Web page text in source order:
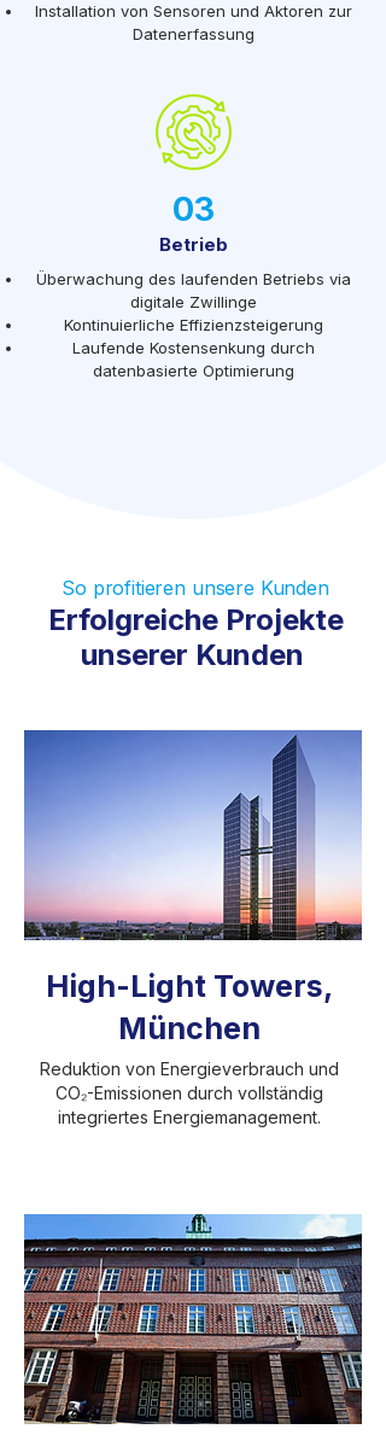
Installation von Sensoren und Aktoren zur
Datenerfassung
03
Betrieb
Überwachung des laufenden Betriebs via
digitale Zwillinge
Kontinuierliche Effizienzsteigerung
Laufende Kostensenkung durch
datenbasierte Optimierung
So profitieren unsere Kunden
Erfolgreiche Projekte
unserer Kunden
High-Light Towers,
München
Reduktion von Energieverbrauch und
CO₂-Emissionen durch vollständig
integriertes Energiemanagement.